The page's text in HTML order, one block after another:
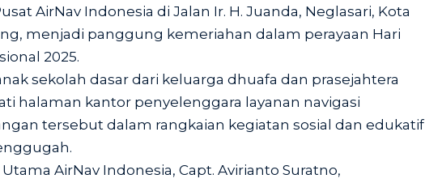
AirNav Indonesia di Jalan Ir. H. Juanda, Neglasari, Kota
menjadi panggung kemeriahan dalam perayaan Hari
2025.
sekolah dasar dari keluarga dhuafa dan prasejahtera
halaman kantor penyelenggara layanan navigasi
tersebut dalam rangkaian kegiatan sosial dan edukatif
AirNav Indonesia, Capt. Avirianto Suratno,